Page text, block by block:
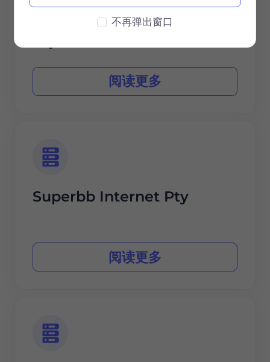
NodeOne Internet Services
阅读更多
Superbb Internet Pty
阅读更多
不再弹出窗口